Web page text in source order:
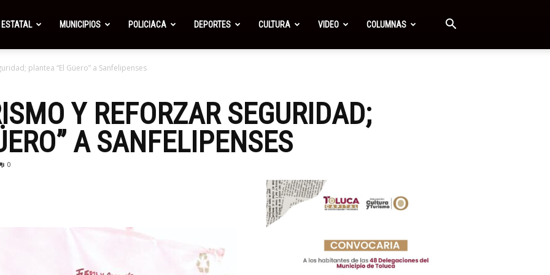
ESTATAL MUNICIPIOS POLICIACA DEPORTES CULTURA VIDEO COLUMNAS
plantea “El Güero” a Sanfelipenses
Y REFORZAR SEGURIDAD;
A SANFELIPENSES
0